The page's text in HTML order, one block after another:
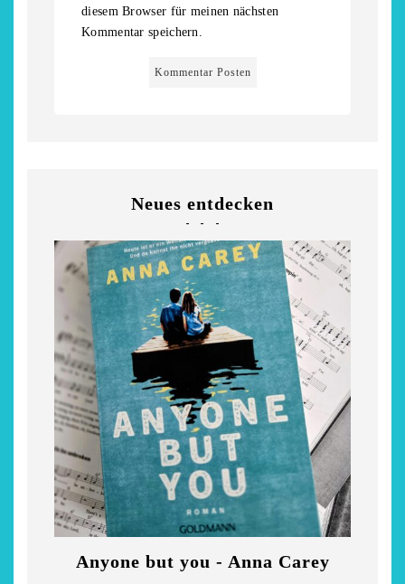
2. Mai 2026
Neues entdecken
Anyone but you - Anna Carey
diesem Browser für meinen nächsten
Kommentar speichern.